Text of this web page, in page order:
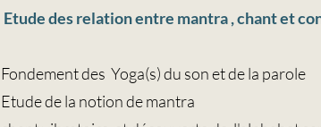
Etude desrelationentre mantra , chant et
Fondement des Yoga(s) du son et de la parole
Etude de la notion de mantra